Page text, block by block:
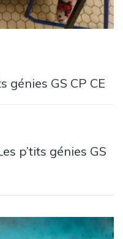
génies GS CP CE
p’tits génies GS